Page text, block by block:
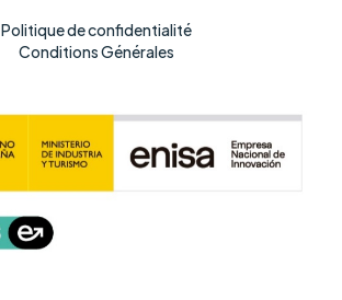
Politique de confidentialité
Conditions Générales